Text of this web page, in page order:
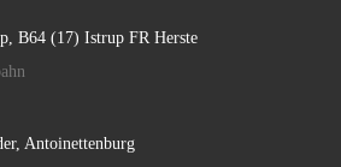
B64 (17) Istrup FR Herste
Antoinettenburg